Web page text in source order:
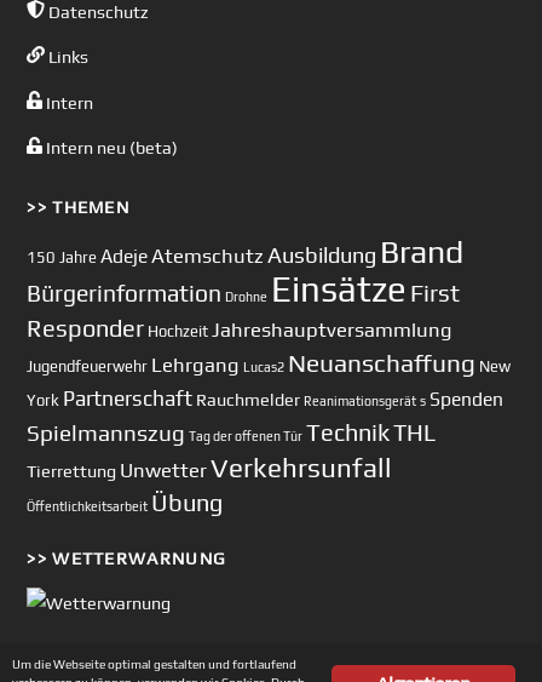
Datenschutz
Links
Intern
Intern neu (beta)
>> THEMEN
150 Jahre AdejeAtemschutz Ausbildung Brand
Bürgerinformation Drohne Einsätze First
Responder Hochzeit Jahreshauptversammlung
Jugendfeuerwehr Lehrgang Lucas2 Neuanschaffung New
York Partnerschaft Rauchmelder Reanimationsgerät s Spenden
Spielmannszug Tag der offenen Tür TechnikTHL
Tierrettung UnwetterVerkehrsunfall
Öffentlichkeitsarbeit Übung
>> WETTERWARNUNG
Um die Webseite optimal gestalten und fortlaufend